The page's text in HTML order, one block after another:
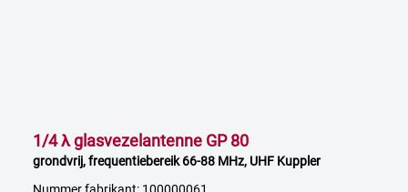
1/4 λ glasvezelantenne GP 80
grondvrij, frequentiebereik 66-88 MHz, UHF Kuppler